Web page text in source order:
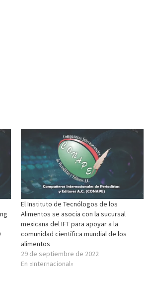
El Instituto de Tecnólogos de los
Alimentos se asocia con la sucursal
mexicana del IFT para apoyar a la
comunidad científica mundial de los
alimentos
29 de septiembre de 2022
En «Internacional»